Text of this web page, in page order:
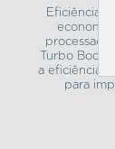
Eficiência
Turbo
a eficiência
para